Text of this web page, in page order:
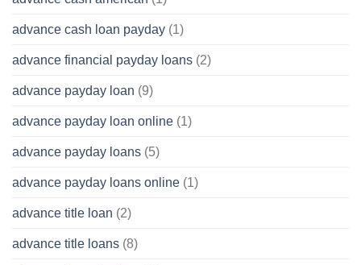
advance cash loan payday (1)
advance financial payday loans (2)
advance payday loan (9)
advance payday loan online (1)
advance payday loans (5)
advance payday loans online (1)
advance title loan (2)
advance title loans (8)